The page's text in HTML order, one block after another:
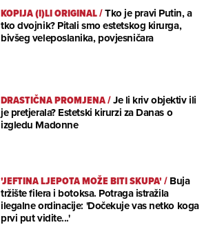
KOPIJA (I)LI ORIGINAL/Tko je pravi Putin, a
tko dvojnik? Pitali smo estetskog kirurga,
bivšeg veleposlanika, povjesničara
DRASTIČNA PROMJENA/Je li kriv objektiv ili
je pretjerala? Estetski kirurzi za Danas o
izgledu Madonne
'JEFTINA LJEPOTA MOŽE BITI SKUPA'/Buja
tržište filera i botoksa. Potraga istražila
ilegalne ordinacije: 'Dočekuje vas netko koga
prvi put vidite...'